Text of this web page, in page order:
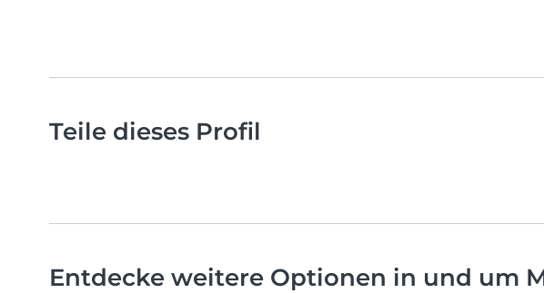
Teile dieses Profil
Entdecke weitere Optionen in und um